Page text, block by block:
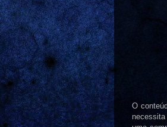
O